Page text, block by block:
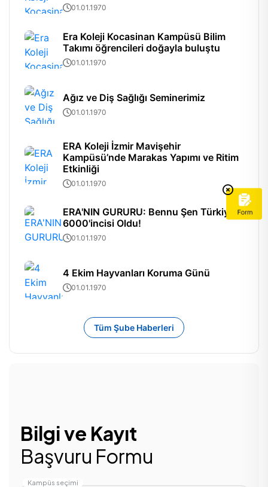
01.01.1970
Era Koleji Kocasinan Kampüsü Bilim
Takımı öğrencileri doğayla buluştu
01.01.1970
Ağız ve Diş Sağlığı Seminerimiz
01.01.1970
ERA Koleji İzmir Mavişehir
Kampüsü’nde Marakas Yapımı ve Ritim
Etkinliği
01.01.1970
ERA'NIN GURURU: Bennu Şen Türkiye
6000'incisi Oldu!
01.01.1970
4 Ekim Hayvanları Koruma Günü
01.01.1970
Tüm Şube Haberleri
Bilgi ve Kayıt
Başvuru Formu
Kampüs seçimi